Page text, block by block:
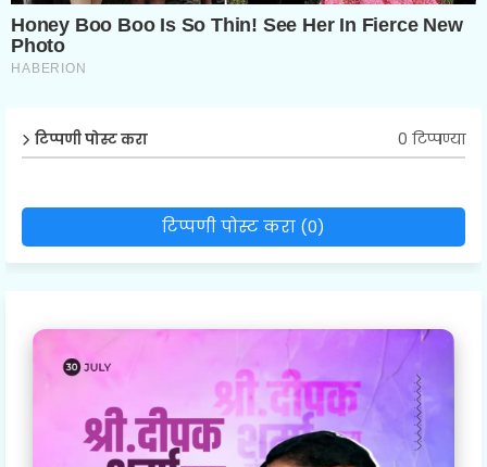
टिप्पणी पोस्ट करा 0 टिप्पण्या
टिप्पणी पोस्ट करा (0)